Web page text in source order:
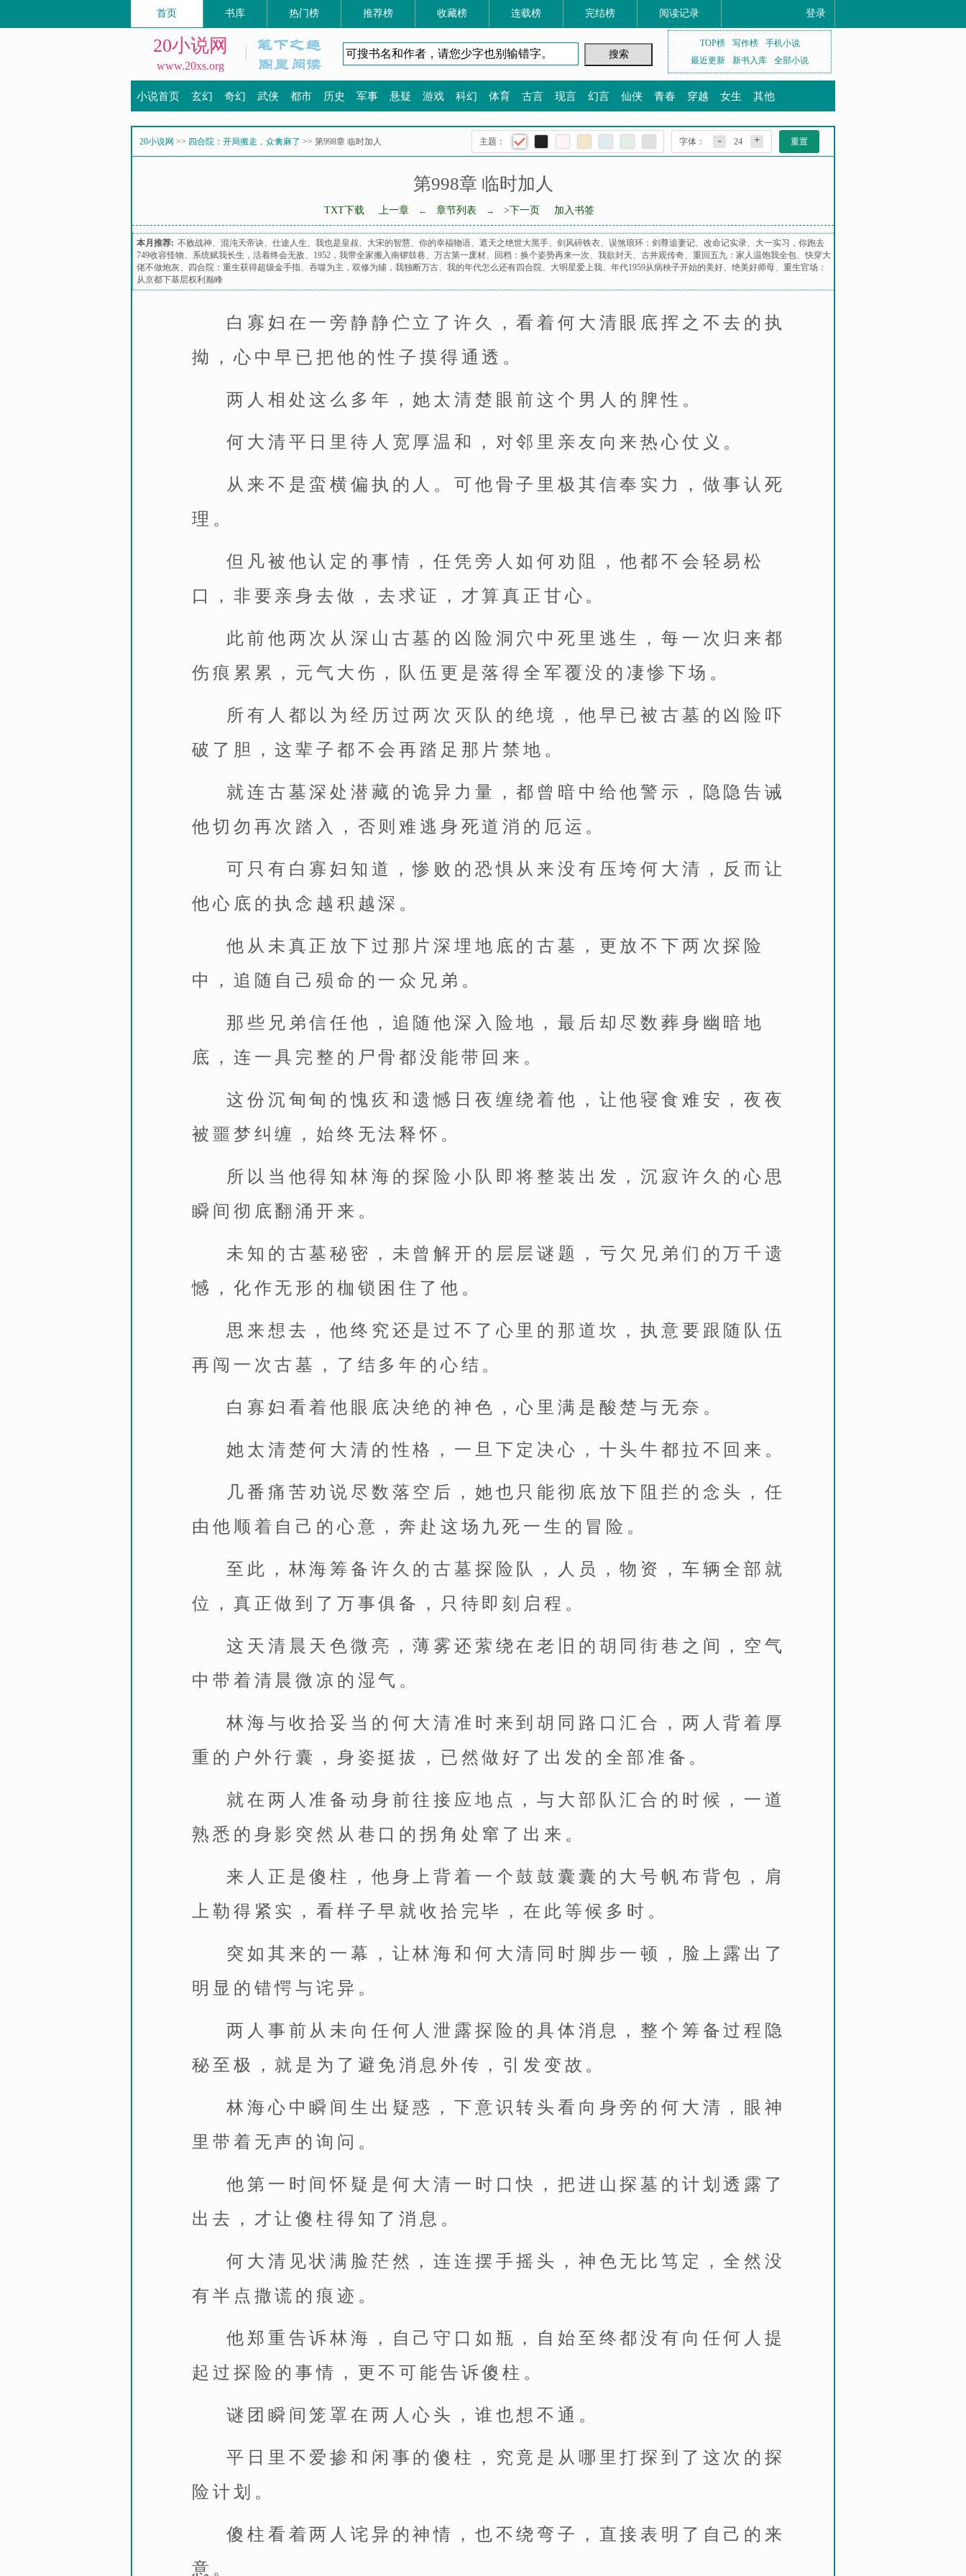
首页 书库 热门榜 推荐榜 收藏榜 连载榜 完结榜 阅读记录 登录
20小说网
www.20xs.org
TOP榜 写作榜
手机小说
最近更新
新书入库 全部小说
小说首页 玄幻 奇幻 武侠 都市 历史 军事 悬疑 游戏 科幻 体育 古言 现言 幻言 仙侠 青春 穿越 女生 其他
20小说网 >> 四合院：开局搬走，众禽麻了 >> 第998章 临时加人 主题： 字体： - 24 + 重置
第998章 临时加人
TXT下载 上一章 ← 章节列表 → >下一页 加入书签
本月推荐: 不败战神、 混沌天帝诀、 仕途人生、 我也是皇叔、 大宋的智慧、 你的幸福物语、 遮天之绝世大黑手、 剑风碎铁衣、 误煞琅环：剑尊追妻记、 改命记实录、 大一实习，你跑去
749收容怪物、 系统赋我长生，活着终会无敌、 1952，我带全家搬入南锣鼓巷、 万古第一废材、 回档：换个姿势再来一次、 我欲封天、 古井观传奇、 重回五九：家人温饱我全包、快穿大
佬不做炮灰、 四合院：重生获得超级金手指、 吞噬为主，双修为辅，我独断万古、 我的年代怎么还有四合院、 大明星爱上我、 年代1959从病秧子开始的美好、 绝美好师母、 重生官场：
从京都下基层权利巅峰
白寡妇在一旁静静伫立了许久，看着何大清眼底挥之不去的执
拗，心中早已把他的性子摸得通透。
两人相处这么多年，她太清楚眼前这个男人的脾性。
何大清平日里待人宽厚温和，对邻里亲友向来热心仗义。
从来不是蛮横偏执的人。可他骨子里极其信奉实力，做事认死
理。
但凡被他认定的事情，任凭旁人如何劝阻，他都不会轻易松
口，非要亲身去做，去求证，才算真正甘心。
此前他两次从深山古墓的凶险洞穴中死里逃生，每一次归来都
伤痕累累，元气大伤，队伍更是落得全军覆没的凄惨下场。
所有人都以为经历过两次灭队的绝境，他早已被古墓的凶险吓
破了胆，这辈子都不会再踏足那片禁地。
就连古墓深处潜藏的诡异力量，都曾暗中给他警示，隐隐告诫
他切勿再次踏入，否则难逃身死道消的厄运。
可只有白寡妇知道，惨败的恐惧从来没有压垮何大清，反而让
他心底的执念越积越深。
他从未真正放下过那片深埋地底的古墓，更放不下两次探险
中，追随自己殒命的一众兄弟。
那些兄弟信任他，追随他深入险地，最后却尽数葬身幽暗地
底，连一具完整的尸骨都没能带回来。
这份沉甸甸的愧疚和遗憾日夜缠绕着他，让他寝食难安，夜夜
被噩梦纠缠，始终无法释怀。
所以当他得知林海的探险小队即将整装出发，沉寂许久的心思
瞬间彻底翻涌开来。
未知的古墓秘密，未曾解开的层层谜题，亏欠兄弟们的万千遗
憾，化作无形的枷锁困住了他。
思来想去，他终究还是过不了心里的那道坎，执意要跟随队伍
再闯一次古墓，了结多年的心结。
白寡妇看着他眼底决绝的神色，心里满是酸楚与无奈。
她太清楚何大清的性格，一旦下定决心，十头牛都拉不回来。
几番痛苦劝说尽数落空后，她也只能彻底放下阻拦的念头，任
由他顺着自己的心意，奔赴这场九死一生的冒险。
至此，林海筹备许久的古墓探险队，人员，物资，车辆全部就
位，真正做到了万事俱备，只待即刻启程。
这天清晨天色微亮，薄雾还萦绕在老旧的胡同街巷之间，空气
中带着清晨微凉的湿气。
林海与收拾妥当的何大清准时来到胡同路口汇合，两人背着厚
重的户外行囊，身姿挺拔，已然做好了出发的全部准备。
就在两人准备动身前往接应地点，与大部队汇合的时候，一道
熟悉的身影突然从巷口的拐角处窜了出来。
来人正是傻柱，他身上背着一个鼓鼓囊囊的大号帆布背包，肩
上勒得紧实，看样子早就收拾完毕，在此等候多时。
突如其来的一幕，让林海和何大清同时脚步一顿，脸上露出了
明显的错愕与诧异。
两人事前从未向任何人泄露探险的具体消息，整个筹备过程隐
秘至极，就是为了避免消息外传，引发变故。
林海心中瞬间生出疑惑，下意识转头看向身旁的何大清，眼神
里带着无声的询问。
他第一时间怀疑是何大清一时口快，把进山探墓的计划透露了
出去，才让傻柱得知了消息。
何大清见状满脸茫然，连连摆手摇头，神色无比笃定，全然没
有半点撒谎的痕迹。
他郑重告诉林海，自己守口如瓶，自始至终都没有向任何人提
起过探险的事情，更不可能告诉傻柱。
谜团瞬间笼罩在两人心头，谁也想不通。
平日里不爱掺和闲事的傻柱，究竟是从哪里打探到了这次的探
险计划。
傻柱看着两人诧异的神情，也不绕弯子，直接表明了自己的来
意。